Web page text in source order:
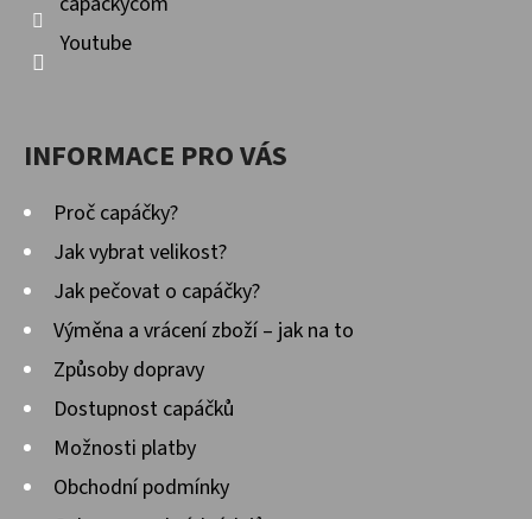
Youtube
INFORMACE PRO VÁS
Proč capáčky?
Jak vybrat velikost?
Jak pečovat o capáčky?
Výměna a vrácení zboží – jak na to
Způsoby dopravy
Dostupnost capáčků
Možnosti platby
Obchodní podmínky